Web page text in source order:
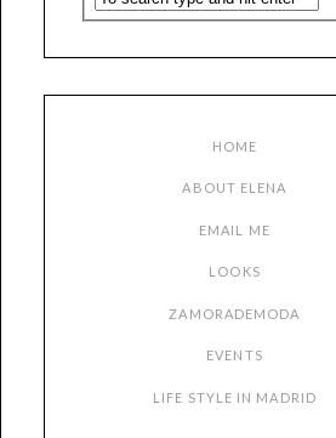
HOME
ABOUT ELENA
EMAIL ME
LOOKS
ZAMORADEMODA
EVENTS
LIFE STYLE IN MADRID